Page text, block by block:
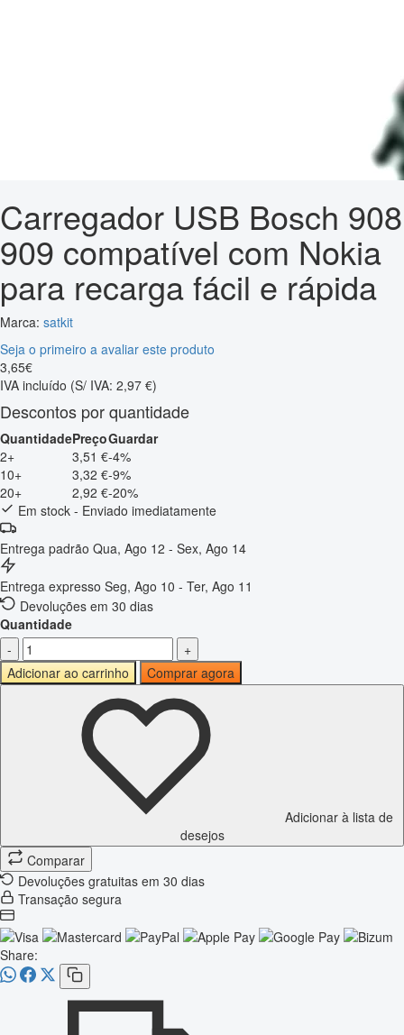
Carregador USB Bosch 908
909 compatível com Nokia
para recarga fácil e rápida
Marca: satkit
Seja o primeiro a avaliar este produto
3,65€
IVA incluído (S/ IVA: 2,97 €)
Descontos por quantidade
QuantidadePreçoGuardar
2+
3,51 €-4%
10+
3,32 €-9%
20+
2,92 €-20%
Em stock - Enviado imediatamente
Entrega padrão Qua, Ago 12 - Sex, Ago 14
Entrega expresso Seg, Ago 10 - Ter, Ago 11
Devoluções em 30 dias
Quantidade
-
+
Adicionar ao carrinho
Comprar agora
Adicionar à lista de
desejos
Comparar
Devoluções gratuitas em 30 dias
Transação segura
Share: